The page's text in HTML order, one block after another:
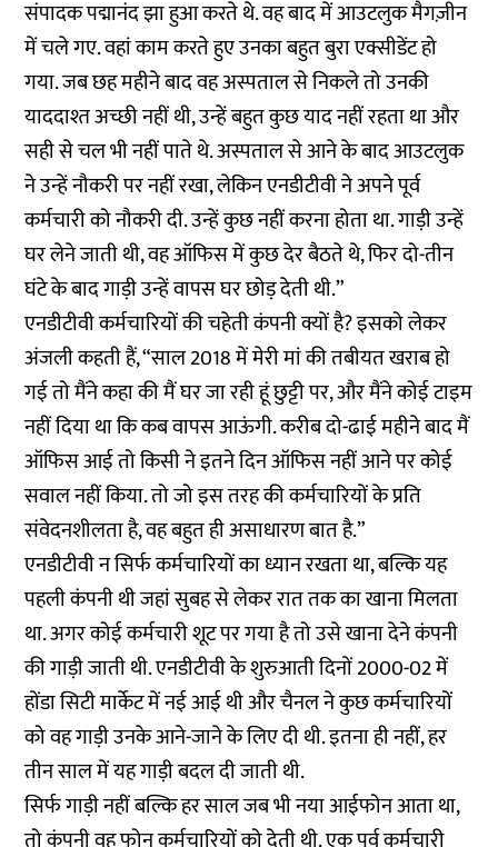
संपादक पद्मानंद झा हुआ करते थे. वह बाद में आउटलुक मैगज़ीन
में चले गए. वहां काम करते हुए उनका बहुत बुरा एक्सीडेंट हो
गया. जब छह महीने बाद वह अस्पताल से निकले तो उनकी
याददाश्त अच्छी नहीं थी, उन्हें बहुत कुछ याद नहीं रहता था और
सही से चल भी नहीं पाते थे. अस्पताल से आने के बाद आउटलुक
ने उन्हें नौकरी पर नहीं रखा, लेकिन एनडीटीवी ने अपने पूर्व
कर्मचारी को नौकरी दी. उन्हें कुछ नहीं करना होता था. गाड़ी उन्हें
घर लेने जाती थी, वह ऑफिस में कुछ देर बैठते थे, फिर दो-तीन
घंटे के बाद गाड़ी उन्हें वापस घर छोड़ देती थी.”
एनडीटीवी कर्मचारियों की चहेती कंपनी क्यों है? इसको लेकर
अंजली कहती हैं, “साल 2018 में मेरी मां की तबीयत खराब हो
गई तो मैंने कहा की मैं घर जा रही हूं छुट्टी पर, और मैंने कोई टाइम
नहीं दिया था कि कब वापस आऊंगी. करीब दो-ढाई महीने बाद मैं
ऑफिस आई तो किसी ने इतने दिन ऑफिस नहीं आने पर कोई
सवाल नहीं किया. तो जो इस तरह की कर्मचारियों के प्रति
संवेदनशीलता है, वह बहुत ही असाधारण बात है.”
एनडीटीवी न सिर्फ कर्मचारियों का ध्यान रखता था, बल्कि यह
पहली कंपनी थी जहां सुबह से लेकर रात तक का खाना मिलता
था. अगर कोई कर्मचारी शूट पर गया है तो उसे खाना देने कंपनी
की गाड़ी जाती थी. एनडीटीवी के शुरुआती दिनों 2000-02 में
होंडा सिटी मार्केट में नई आई थी और चैनल ने कुछ कर्मचारियों
को वह गाड़ी उनके आने-जाने के लिए दी थी. इतना ही नहीं, हर
तीन साल में यह गाड़ी बदल दी जाती थी.
सिर्फ गाड़ी नहीं बल्कि हर साल जब भी नया आईफोन आता था,